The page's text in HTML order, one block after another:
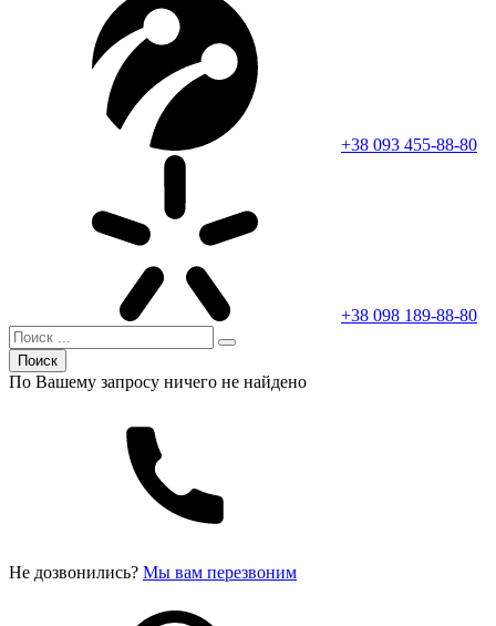
+38 093 455-88-80
+38 098 189-88-80
Поиск
По Вашему запросу ничего не найдено
Не дозвонились? Мы вам перезвоним